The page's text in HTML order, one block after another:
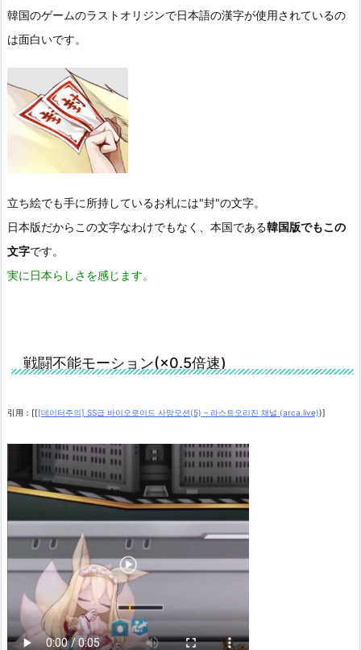
韓国のゲームのラストオリジンで日本語の漢字が使用されているの
は面白いです。
立ち絵でも手に所持しているお札には"封"の文字。
日本版だからこの文字なわけでもなく、本国である韓国版でもこの
文字です。
実に日本らしさを感じます。
戦闘不能モーション(×0.5倍速)
引用：[[[데이터주의] SS급 바이오로이드 사망모션(5) – 라스트오리진 채널 (arca.live))]